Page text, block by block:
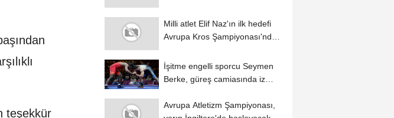
teşekkür
Milli atlet Elif Naz'ın ilk hedefi
Avrupa Kros Şampiyonası'nda
İşitme engelli sporcu Seymen
Berke, güreş camiasında iz
Avrupa Atletizm Şampiyonası,